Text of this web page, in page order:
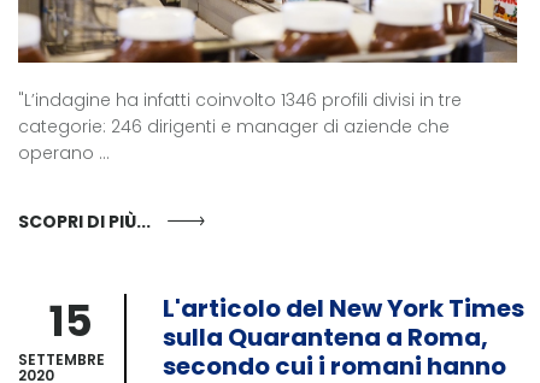
"L’indagine ha infatti coinvolto 1346 profili divisi in tre
categorie: 246 dirigenti e manager di aziende che
operano ...
SCOPRI DI PIÙ...
15
SETTEMBRE
2020
L'articolo del New York Times
sulla Quarantena a Roma,
secondo cui i romani hanno